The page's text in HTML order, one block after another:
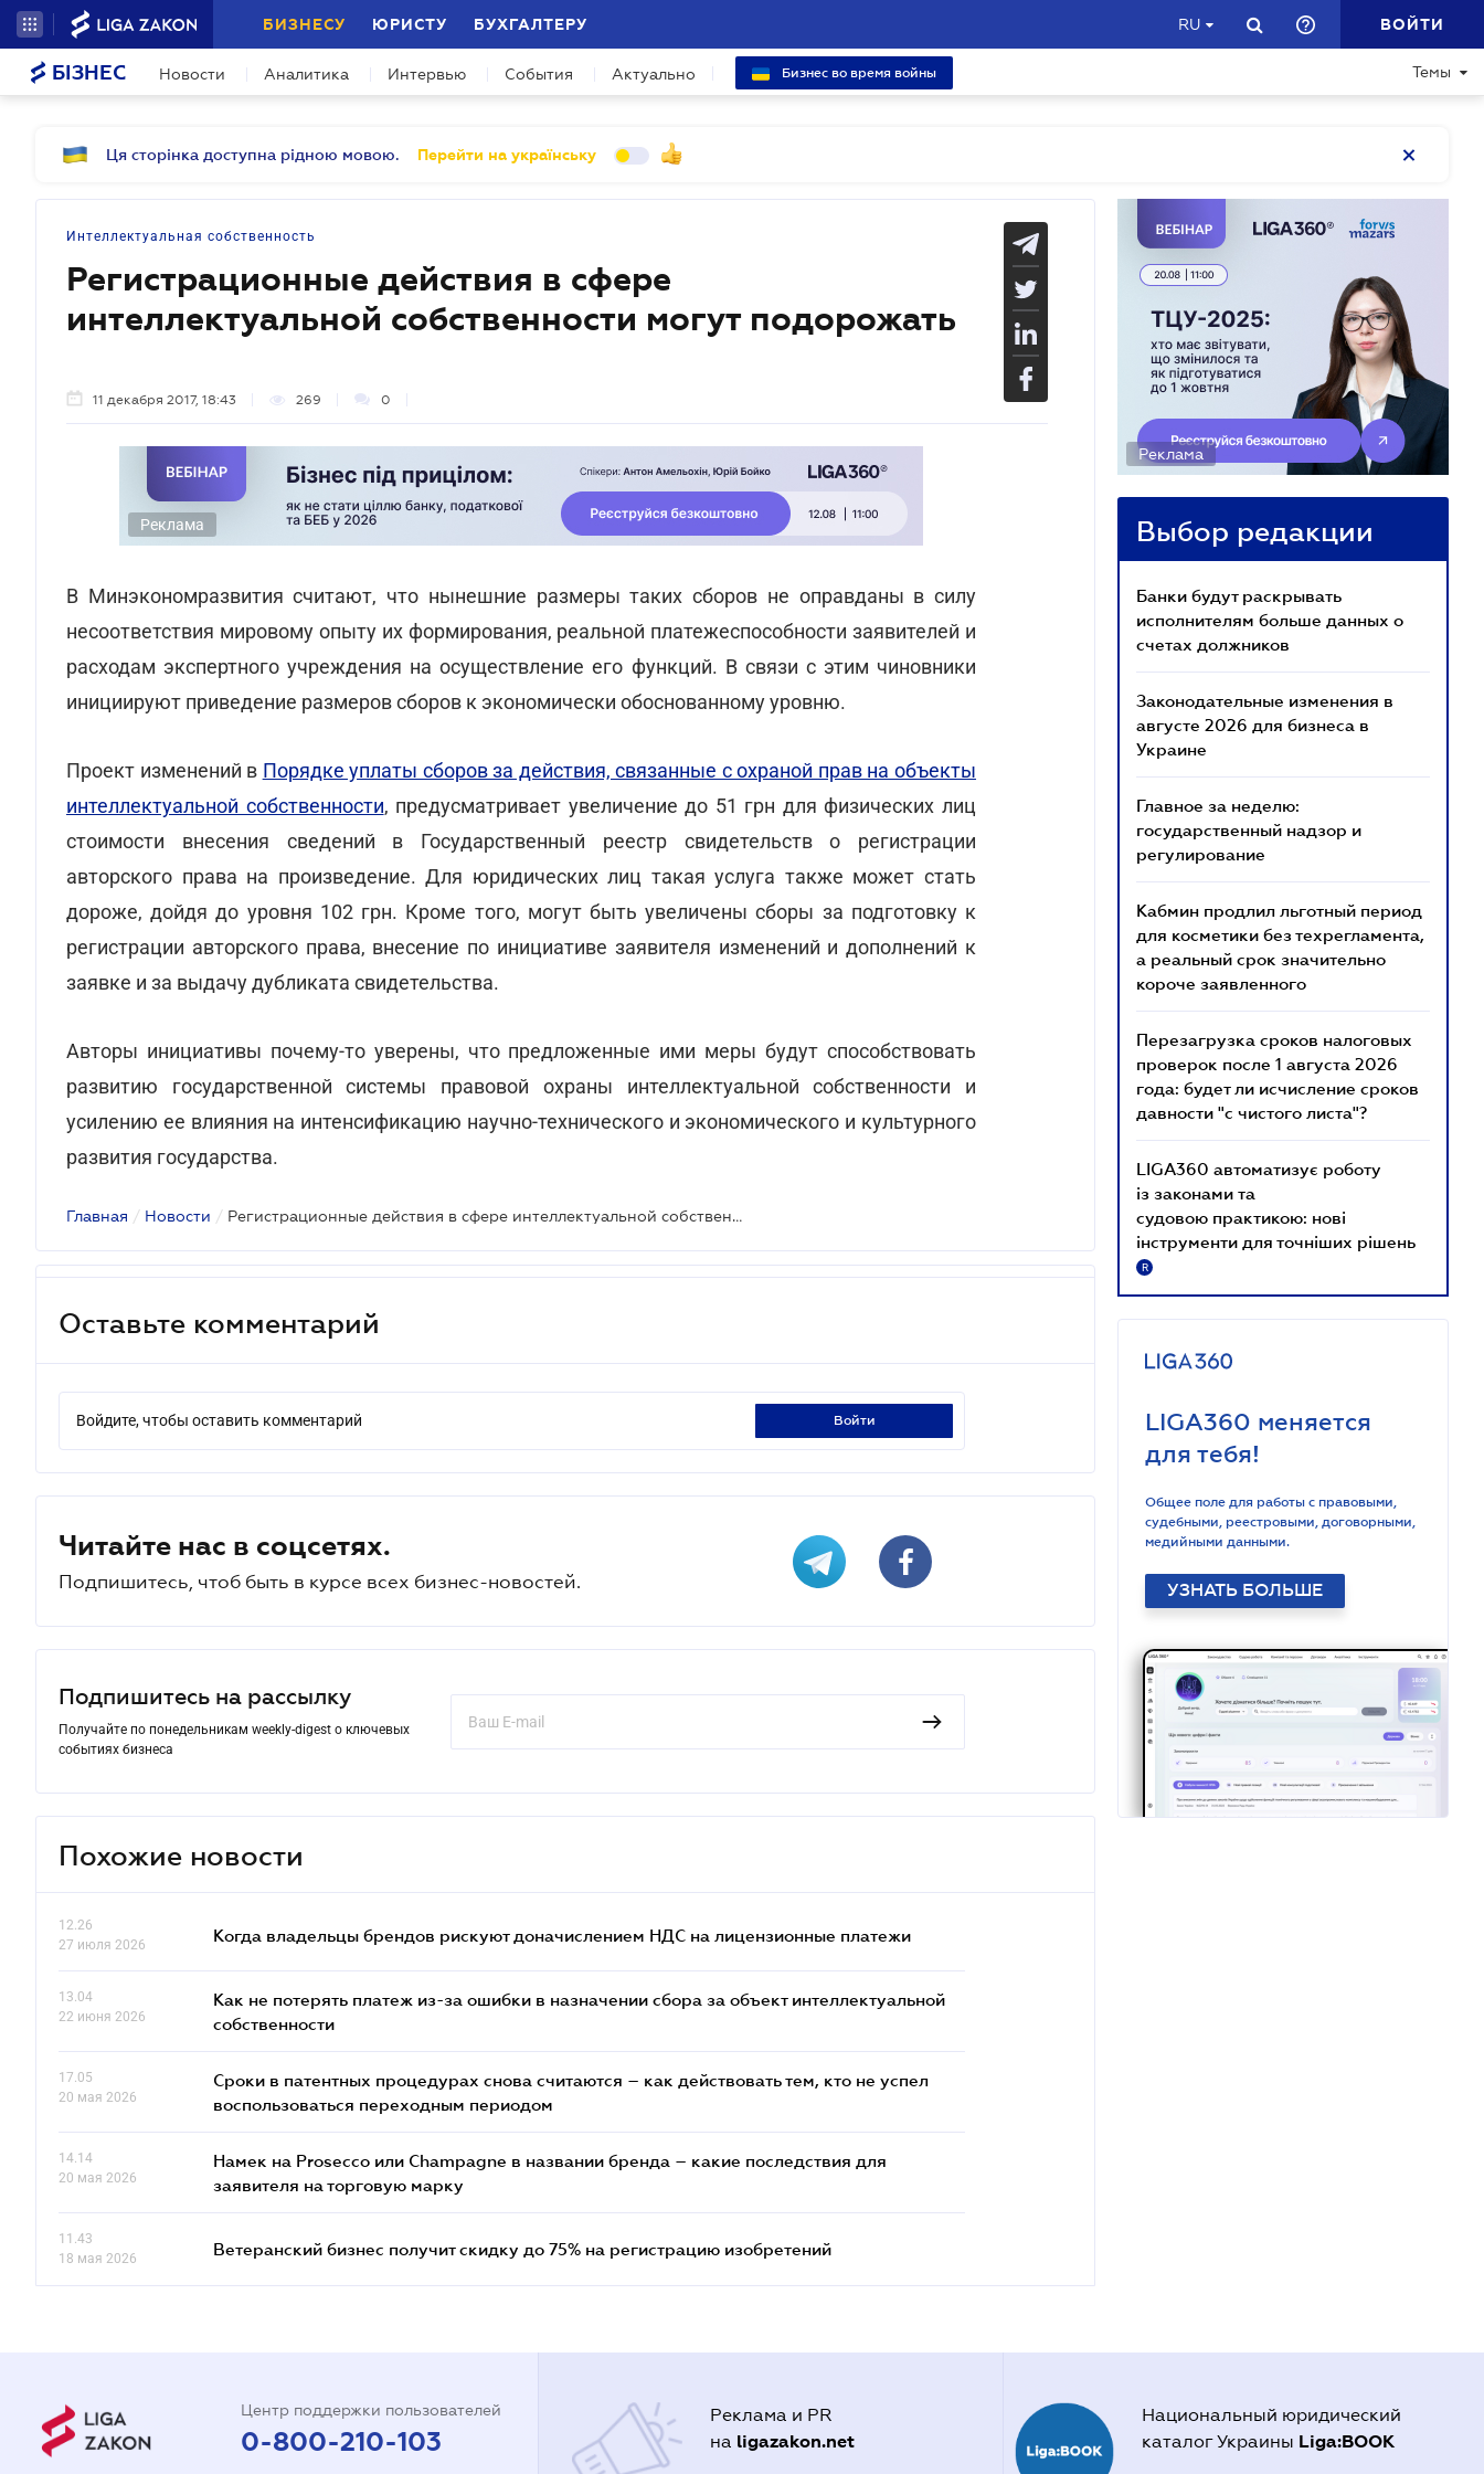
БИЗНЕСУ ЮРИСТУ БУХГАЛТЕРУ RU ВОЙТИ
БІЗНЕС Новости Аналитика Интервью События Актуально Бизнес во время войны Темы
Ця сторінка доступна рідною мовою. Перейти на українську
Интеллектуальная собственность
Регистрационные действия в сфере
интеллектуальной собственности могут подорожать
11 декабря 2017, 18:43 269 0
Реклама
В Минэкономразвития считают, что нынешние размеры таких сборов не оправданы в силу
несоответствия мировому опыту их формирования, реальной платежеспособности заявителей и
расходам экспертного учреждения на осуществление его функций. В связи с этим чиновники
инициируют приведение размеров сборов к экономически обоснованному уровню.
Проект изменений в Порядке уплаты сборов за действия, связанные с охраной прав на объекты
интеллектуальной собственности, предусматривает увеличение до 51 грн для физических лиц
стоимости внесения сведений в Государственный реестр свидетельств о регистрации
авторского права на произведение. Для юридических лиц такая услуга также может стать
дороже, дойдя до уровня 102 грн. Кроме того, могут быть увеличены сборы за подготовку к
регистрации авторского права, внесение по инициативе заявителя изменений и дополнений к
заявке и за выдачу дубликата свидетельства.
Авторы инициативы почему-то уверены, что предложенные ими меры будут способствовать
развитию государственной системы правовой охраны интеллектуальной собственности и
усилению ее влияния на интенсификацию научно-технического и экономического и культурного
развития государства.
Главная / Новости / Регистрационные действия в сфере интеллектуальной собственности могут подорожать
Оставьте комментарий
Войдите, чтобы оставить комментарий войти
Читайте нас в соцсетях.
Подпишитесь, чтоб быть в курсе всех бизнес-новостей.
Подпишитесь на рассылку
Получайте по понедельникам weekly-digest о ключевых
событиях бизнеса
Похожие новости
12.26
27 июля 2026
Когда владельцы брендов рискуют доначислением НДС на лицензионные платежи
13.04
22 июня 2026
Как не потерять платеж из-за ошибки в назначении сбора за объект интеллектуальной
собственности
17.05
20 мая 2026
Сроки в патентных процедурах снова считаются – как действовать тем, кто не успел
воспользоваться переходным периодом
14.14
20 мая 2026
Намек на Prosecco или Champagne в названии бренда – какие последствия для
заявителя на торговую марку
11.43
18 мая 2026
Ветеранский бизнес получит скидку до 75% на регистрацию изобретений
Реклама
Выбор редакции
Банки будут раскрывать
исполнителям больше данных о
счетах должников
Законодательные изменения в
августе 2026 для бизнеса в
Украине
Главное за неделю:
государственный надзор и
регулирование
Кабмин продлил льготный период
для косметики без техрегламента,
а реальный срок значительно
короче заявленного
Перезагрузка сроков налоговых
проверок после 1 августа 2026
года: будет ли исчисление сроков
давности "с чистого листа"?
LIGA360 автоматизує роботу
із законами та
судовою практикою: нові
інструменти для точніших рішень
R
LIGA360 меняется
для тебя!
Общее поле для работы с правовыми,
судебными, реестровыми, договорными,
медийными данными.
УЗНАТЬ БОЛЬШЕ
Центр поддержки пользователей
0-800-210-103
Реклама и PR
на ligazakon.net
Национальный юридический
каталог Украины Liga:BOOK